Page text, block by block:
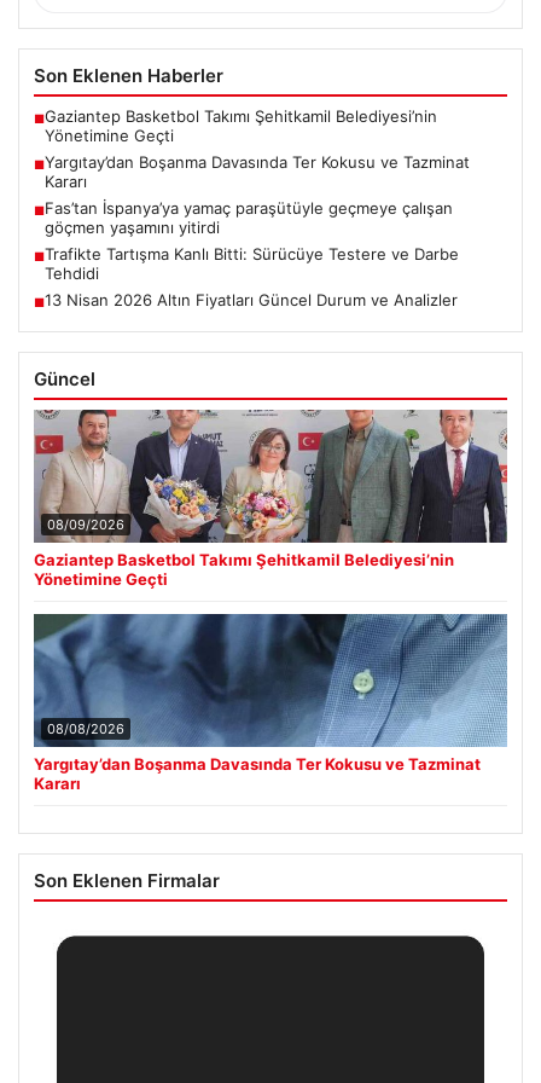
Son Eklenen Haberler
■Gaziantep Basketbol Takımı Şehitkamil Belediyesi’nin
Yönetimine Geçti
■Yargıtay’dan Boşanma Davasında Ter Kokusu ve Tazminat
Kararı
■Fas’tan İspanya’ya yamaç paraşütüyle geçmeye çalışan
göçmen yaşamını yitirdi
■Trafikte Tartışma Kanlı Bitti: Sürücüye Testere ve Darbe
Tehdidi
■13 Nisan 2026 Altın Fiyatları Güncel Durum ve Analizler
Güncel
08/09/2026
Gaziantep Basketbol Takımı Şehitkamil Belediyesi’nin
Yönetimine Geçti
08/08/2026
Yargıtay’dan Boşanma Davasında Ter Kokusu ve Tazminat
Kararı
Son Eklenen Firmalar